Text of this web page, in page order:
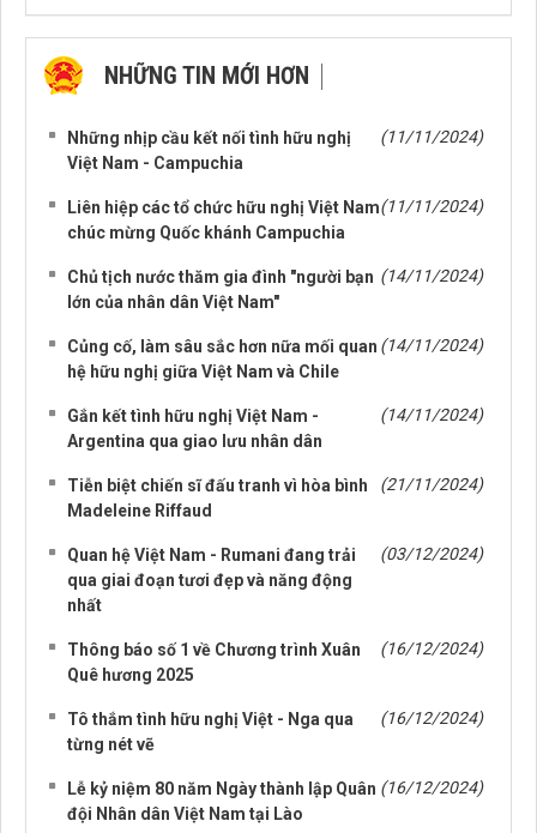
NHỮNG TIN MỚI HƠN
Những nhịp cầu kết nối tình hữu nghị
Việt Nam - Campuchia
(11/11/2024)
Liên hiệp các tổ chức hữu nghị Việt Nam
chúc mừng Quốc khánh Campuchia
(11/11/2024)
Chủ tịch nước thăm gia đình "người bạn
lớn của nhân dân Việt Nam"
(14/11/2024)
Củng cố, làm sâu sắc hơn nữa mối quan
hệ hữu nghị giữa Việt Nam và Chile
(14/11/2024)
Gắn kết tình hữu nghị Việt Nam -
Argentina qua giao lưu nhân dân
(14/11/2024)
Tiễn biệt chiến sĩ đấu tranh vì hòa bình
Madeleine Riffaud
(21/11/2024)
Quan hệ Việt Nam - Rumani đang trải
qua giai đoạn tươi đẹp và năng động
nhất
(03/12/2024)
Thông báo số 1 về Chương trình Xuân
Quê hương 2025
(16/12/2024)
Tô thắm tình hữu nghị Việt - Nga qua
từng nét vẽ
(16/12/2024)
Lễ kỷ niệm 80 năm Ngày thành lập Quân
đội Nhân dân Việt Nam tại Lào
(16/12/2024)